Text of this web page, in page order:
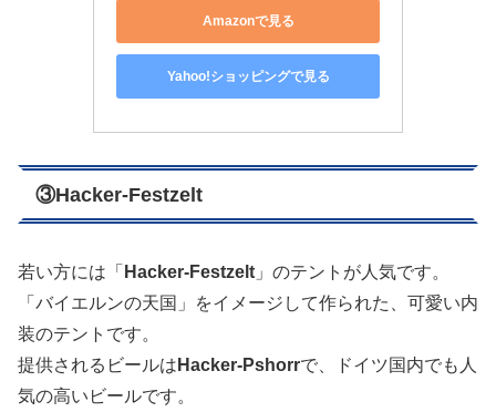
Amazonで見る
Yahoo!ショッピングで見る
③Hacker-Festzelt
若い方には「 Hacker-Festzelt 」のテントが人気です。
「バイエルンの天国」をイメージして作られた、可愛い内
装のテントです。
提供されるビールは Hacker-Pshorrで、ドイツ国内でも人
気の高いビールです。